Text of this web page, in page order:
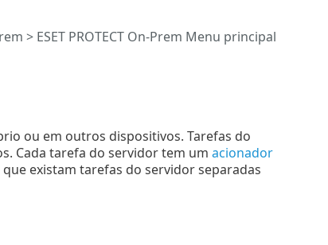
> ESET PROTECT On-Prem Menu principal
ou em outros dispositivos. Tarefas do
Cada tarefa do servidor tem um acionador
existam tarefas do servidor separadas